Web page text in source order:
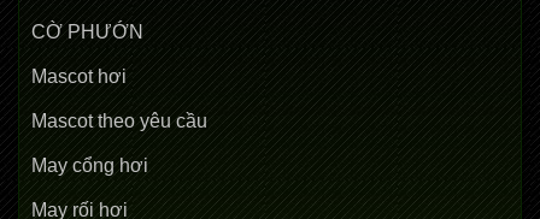
CỜ PHƯỚN
Mascot hơi
Mascot theo yêu cầu
May cổng hơi
May rối hơi